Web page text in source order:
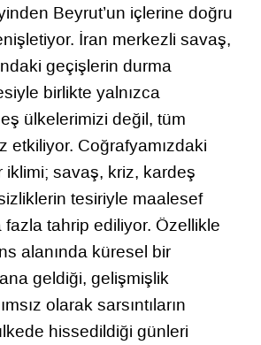
Beyrut’un içlerine doğru
İran merkezli savaş,
geçişlerin durma
birlikte yalnızca
ülkelerimizi değil, tüm
etkiliyor. Coğrafyamızdaki
savaş, kriz, kardeş
tesiriyle maalesef
tahrip ediliyor. Özellikle
alanında küresel bir
geldiği, gelişmişlik
olarak sarsıntıların
hissedildiği günleri